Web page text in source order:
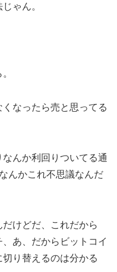
ゃん。
なったら売と思ってる
んか利回りついてる通
んかこれ不思議なんだ
けどだ、これだから
あ、だからビットコイ
り替えるのは分かる